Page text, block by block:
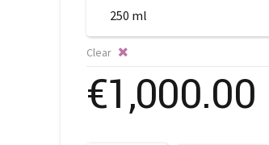
Clear
€1,000.00